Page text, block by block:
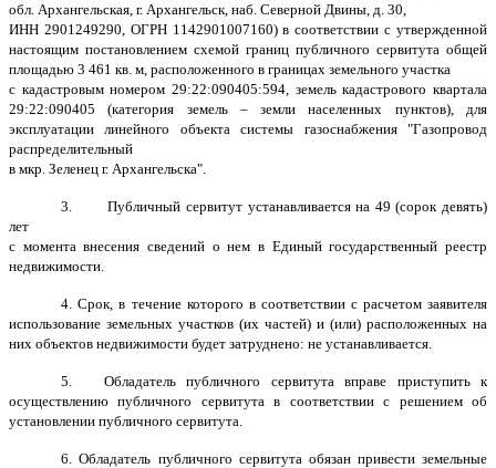
обл. Архангельская, г. Архангельск, наб. Северной Двины, д. 30,
ИНН 2901249290, ОГРН 1142901007160) в соответствии с утвержденной
настоящим постановлением схемой границ публичного сервитута общей
площадью 3 461 кв. м, расположенного в границах земельного участка
с кадастровым номером 29:22:090405:594, земель кадастрового квартала
29:22:090405 (категория земель – земли населенных пунктов), для
эксплуатации линейного объекта системы газоснабжения "Газопровод
распределительный
в мкр. Зеленец г. Архангельска".
3. Публичный сервитут устанавливается на 49 (сорок девять)
лет
с момента внесения сведений о нем в Единый государственный реестр
недвижимости.
4. Срок, в течение которого в соответствии с расчетом заявителя
использование земельных участков (их частей) и (или) расположенных на
них объектов недвижимости будет затруднено: не устанавливается.
5. Обладатель публичного сервитута вправе приступить к
осуществлению публичного сервитута в соответствии с решением об
установлении публичного сервитута.
6. Обладатель публичного сервитута обязан привести земельные